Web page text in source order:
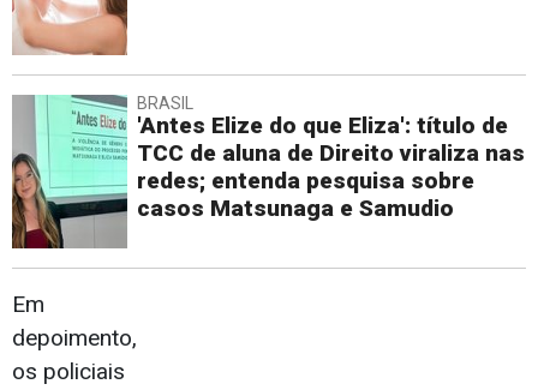
BRASIL
'Antes Elize do que Eliza': título de
TCC de aluna de Direito viraliza nas
redes; entenda pesquisa sobre
casos Matsunaga e Samudio
Em
depoimento,
os policiais